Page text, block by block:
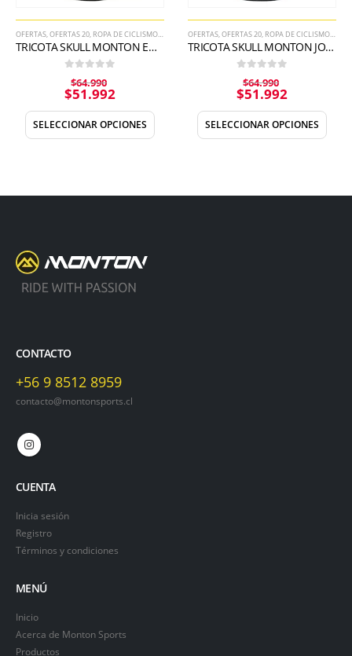
OFERTAS,OFERTAS 20, ROPA DE CICLISMO DE HOMBRE ,TRICOTA
TRICOTA SKULL MONTON ENERGY
$64.990
$51.992
SELECCIONAR OPCIONES
OFERTAS,OFERTAS 20, ROPA DE CICLISMO DE HOMBRE
TRICOTA SKULL MONTON JOURNEY
$64.990
$51.992
SELECCIONAR OPCIONES
CONTACTO
+56 9 8512 8959
contacto@montonsports.cl
CUENTA
Inicia sesión
Registro
Términos y condiciones
MENÚ
Inicio
Acerca de Monton Sports
Productos